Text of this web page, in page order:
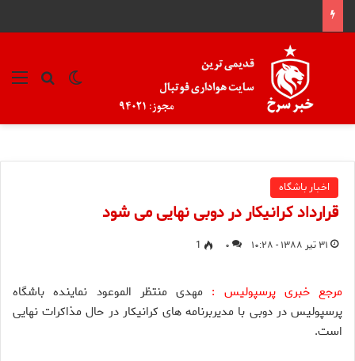
تغییر پوسته
اخبار باشگاه
قرارداد کرانیکار در دوبی نهایی می شود
۳۱ تیر ۱۳۸۸ - ۱۰:۲۸ ۰ 1
مرجع خبری پرسپولیس : مهدی منتظر الموعود نماینده باشگاه
پرسپولیس در دوبی با مدیربرنامه های کرانیکار در حال مذاکرات نهایی
است.